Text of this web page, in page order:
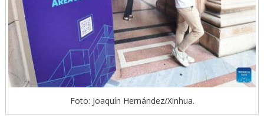
Foto: Joaquín Hernández/Xinhua.